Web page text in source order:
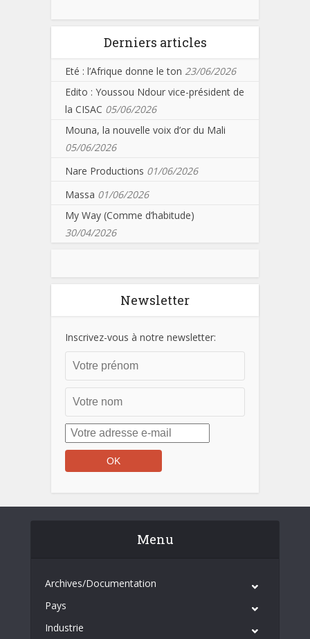
Derniers articles
Eté : l’Afrique donne le ton 23/06/2026
Edito : Youssou Ndour vice-président de
la CISAC 05/06/2026
Mouna, la nouvelle voix d’or du Mali
05/06/2026
Nare Productions 01/06/2026
Massa 01/06/2026
My Way (Comme d’habitude)
30/04/2026
Newsletter
Inscrivez-vous à notre newsletter:
Menu
Archives/Documentation
Pays
Industrie